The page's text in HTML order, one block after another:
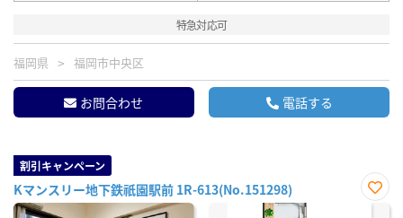
特急対応可
福岡県 福岡市中央区
お問合わせ 電話する
割引キャンペーン
Kマンスリー地下鉄祇園駅前 1R-613(No.151298)
お気